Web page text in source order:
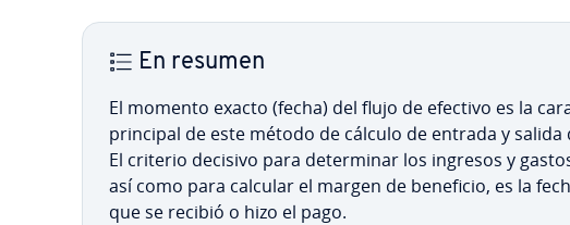
En resumen
El momento exacto (fecha) del flujo de efectivo es la
principal de este método de cálculo de entrada y salida
El criterio decisivo para de­te­r­mi­nar los ingresos y
así como para calcular el margen de beneficio, es la
que se recibió o hizo el pago.